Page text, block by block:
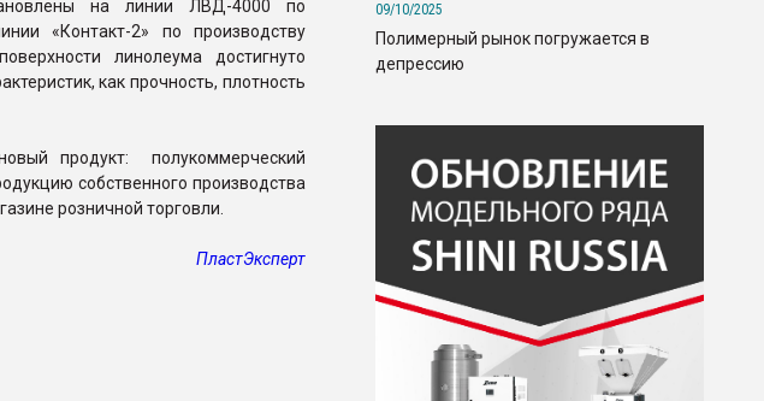
на линии ЛВД-4000 по
«Контакт-2» по производству
линолеума достигнуто
как прочность, плотность
продукт: полукоммерческий
собственного производства
розничной торговли.
ПластЭксперт
09/10/2025
Полимерный рынок погружается в
депрессию